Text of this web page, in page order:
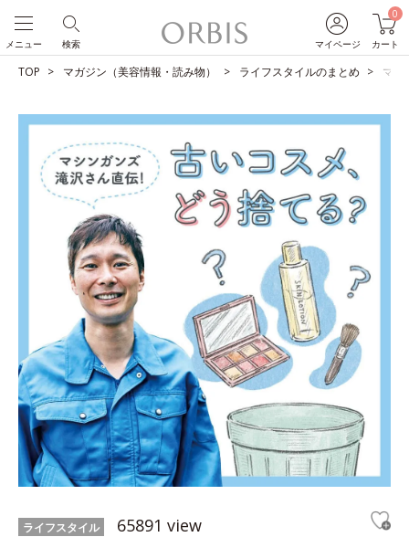
マイページ
0
カート
検索
メニュー
TOP マガジン（美容情報・読み物） ライフスタイルのまとめ マシ
ライフスタイル 65891 view